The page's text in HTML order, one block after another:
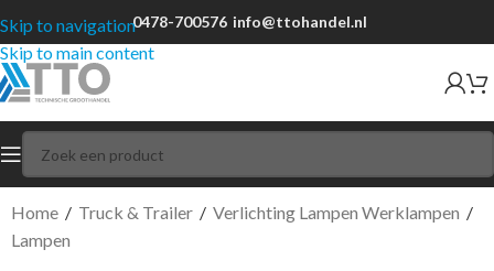
Skip to navigation
Skip to main content
0478-700576 info@ttohandel.nl
Home / Truck & Trailer / Verlichting Lampen Werklampen /
Lampen